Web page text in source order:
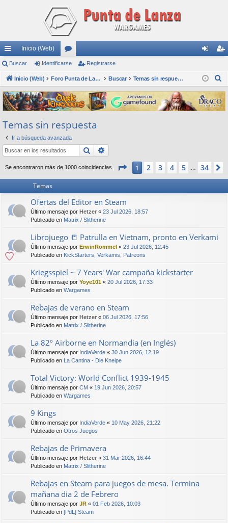
nl
ac
es
rá
pi
do
s
Inicio (Web)
or
os nti
fic
ar
ist
ra
rs
Buscar Identificarse Registrarse
Inicio (Web) Foro Punta de Lanza Wargames Buscar Temas sin respuesta
s
c
Temas sin respuesta
Ir a búsqueda avanzada
Buscar
Se encontraron más de 1000 coincidencias Página de 34
1 2 3 4 5 34
Temas
Ofertas del Editor en Steam
Último mensaje por Hetzer « 23 Jul 2026, 18:57
Publicado en Matrix / Slitherine
Librojuego 📒 Patrulla en Vietnam, pronto en Verkami
Último mensaje por ErwinRommel « 23 Jul 2026, 12:45
Publicado en KickStarters, Verkamis, Patreons
Kriegsspiel ~ 7 Years' War campaña kickstarter
Último mensaje por Yoye101 « 20 Jul 2026, 17:33
Publicado en Wargames
Rebajas de verano en Steam
Último mensaje por Hetzer « 06 Jul 2026, 17:56
Publicado en Matrix / Slitherine
La 82º Airborne en Normandia (en Inglés)
Último mensaje por IndiaVerde « 30 Jun 2026, 12:19
Publicado en La Cantina - Die Kneipe
Total Victory: World Conflict 1939-1945
Último mensaje por CM « 19 Jun 2026, 20:57
Publicado en Wargames
9 Kings
Último mensaje por IndiaVerde « 10 May 2026, 21:22
Publicado en Otros Juegos
Rebajas de Primavera
Último mensaje por Hetzer « 31 Mar 2026, 16:44
Publicado en Matrix / Slitherine
Rebajas en Steam para juegos de mesa. Termina
mañana dia 2 de Febrero
Último mensaje por JR « 01 Feb 2026, 10:03
Publicado en [PdL] Steam